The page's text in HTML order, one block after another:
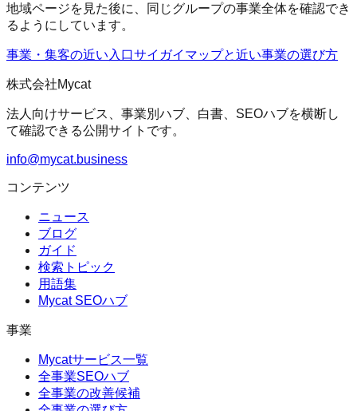
地域ページを見た後に、同じグループの事業全体を確認でき
るようにしています。
事業・集客の近い入口サイガイマップと近い事業の選び方
株式会社Mycat
法人向けサービス、事業別ハブ、白書、SEOハブを横断し
て確認できる公開サイトです。
info@mycat.business
コンテンツ
ニュース
ブログ
ガイド
検索トピック
用語集
Mycat SEOハブ
事業
Mycatサービス一覧
全事業SEOハブ
全事業の改善候補